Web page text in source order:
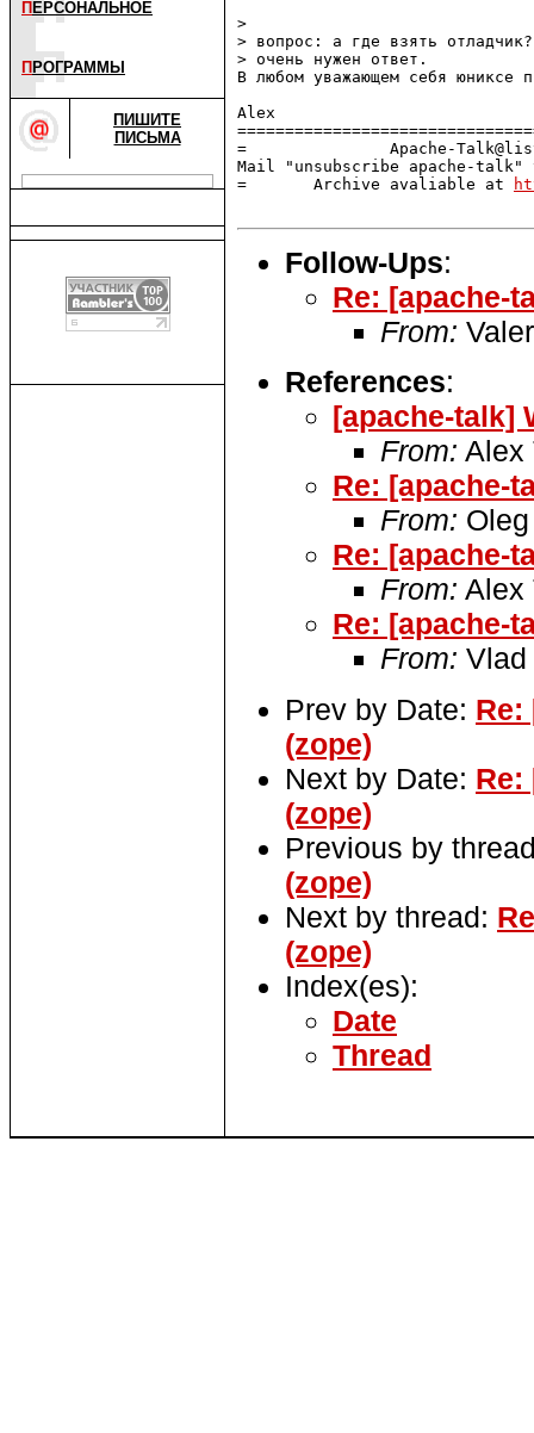
П ЕРСОНАЛЬНОЕ
П РОГРАММЫ
ПИШИТЕ
ПИСЬМА
>
> вопрос: а где взять отладчик?
> очень нужен ответ.
В любом уважающем себя юниксе
Alex
=               Apache-
Mail "unsubscribe apache-
=       Archive avaliable at
Follow-Ups:
Re: [apache-
From:
References:
[apache-talk]
From: Alex
Re: [apache-
From:
Re: [apache-
From: Alex
Re: [apache-
From: Vlad
Prev by Date: Re:
(zope)
Next by Date: Re:
(zope)
Previous by
(zope)
Next by thread:
(zope)
Index(es):
Date
Thread